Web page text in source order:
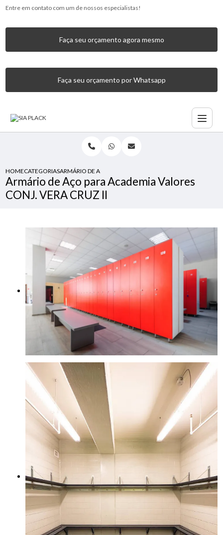
Entre em contato com um de nossos especialistas!
Faça seu orçamento agora mesmo
Faça seu orçamento por Whatsapp
HOMECATEGORIASARMÁRIO DE AÇO PARA ACADEMIA VALORES CONJ. VERA
Armário de Aço para Academia Valores
CONJ. VERA CRUZ II